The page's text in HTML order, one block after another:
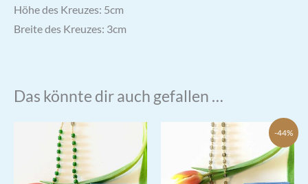
Höhe des Kreuzes: 5cm
Breite des Kreuzes: 3cm
Das könnte dir auch gefallen …
-44%